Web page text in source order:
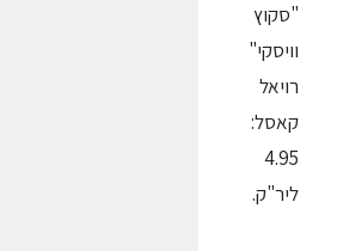
"סקוץ
וויסקי"
רויאל
קאסל:
4.95
ליר"ק.